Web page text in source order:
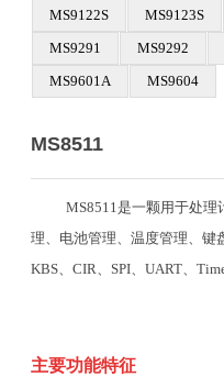
MS9122S
MS9123S
MS9291
MS9292
MS9601A
MS9604
MS8511
MS8511是一颗用于处理
理、电池管理、温度管理、键
KBS、CIR、SPI、UART、
主要功能特征